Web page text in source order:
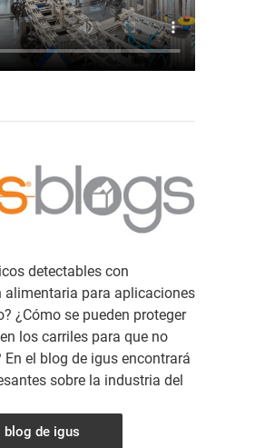
detectables con
alimentaria para aplicaciones
¿Cómo se pueden proteger
los carriles para que no
el blog de igus encontrará
sobre la industria del
blog de igus